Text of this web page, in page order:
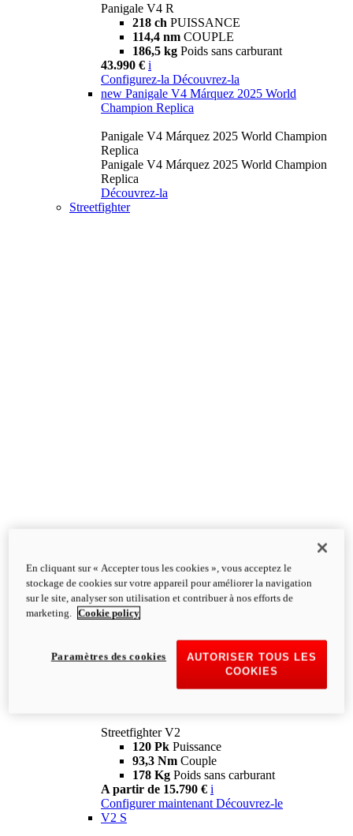
Panigale V4 R
218 ch PUISSANCE
114,4 nm COUPLE
186,5 kg Poids sans carburant
43.990 € i
Configurez-la Découvrez-la
new Panigale V4 Márquez 2025 World
Champion Replica
Panigale V4 Márquez 2025 World Champion
Replica
Panigale V4 Márquez 2025 World Champion
Replica
Découvrez-la
Streetfighter
Streetfighter V2
120 Pk Puissance
93,3 Nm Couple
178 Kg Poids sans carburant
A partir de 15.790 € i
Configurer maintenant Découvrez-le
V2 S
En cliquant sur « Accepter tous les cookies », vous acceptez le
stockage de cookies sur votre appareil pour améliorer la navigation
sur le site, analyser son utilisation et contribuer à nos efforts de
marketing.
Cookie policy
AUTORISER TOUS LES
COOKIES
Paramètres des cookies